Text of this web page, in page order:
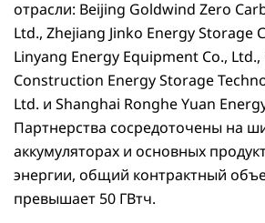
отрасли: Beijing Goldwind Zero
Ltd., Zhejiang Jinko Energy Storage
Linyang Energy Equipment Co.,
Construction Energy Storage
Ltd. и Shanghai Ronghe Yuan
Партнерства сосредоточены на
аккумуляторах и основных
энергии, общий контрактный
превышает 50 ГВтч.